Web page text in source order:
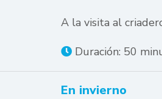
A la visita al
Duración: 50
En invierno